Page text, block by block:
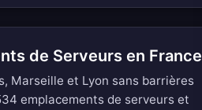
de Serveurs en France
Marseille et Lyon sans barrières
emplacements de serveurs et